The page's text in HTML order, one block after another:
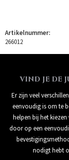
Artikelnummer:
266012
VIND JE DE
Er zijn veel
eenvoudig is om te
helpen bij het
door op een
nodigt hebt